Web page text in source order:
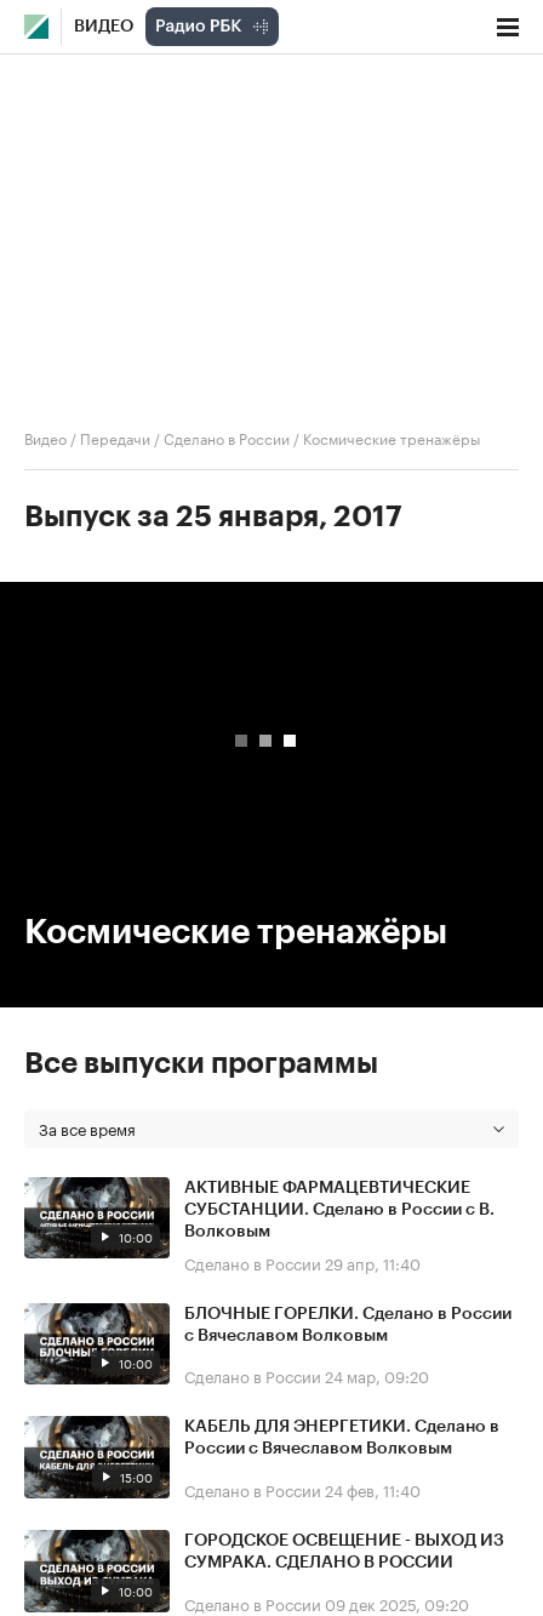
ВИДЕО
Видео / Передачи /Сделано в России / Космические тренажёры
Выпуск за 25 января, 2017
Космические тренажёры
Все выпуски программы
За все время
10:00
АКТИВНЫЕ ФАРМАЦЕВТИЧЕСКИЕ
СУБСТАНЦИИ. Сделано в России с В.
Волковым
Сделано в России 29 апр, 11:40
10:00
БЛОЧНЫЕ ГОРЕЛКИ. Сделано в России
с Вячеславом Волковым
Сделано в России 24 мар, 09:20
15:00
КАБЕЛЬ ДЛЯ ЭНЕРГЕТИКИ. Сделано в
России с Вячеславом Волковым
Сделано в России 24 фев, 11:40
10:00
ГОРОДСКОЕ ОСВЕЩЕНИЕ - ВЫХОД ИЗ
СУМРАКА. СДЕЛАНО В РОССИИ
Сделано в России 09 дек 2025, 09:20